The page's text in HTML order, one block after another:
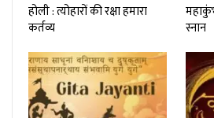
होली : त्योहारों की रक्षा हमारा
कर्तव्य
स्नान